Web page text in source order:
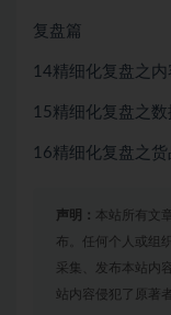
复盘篇
14精细化复盘之内
15精细化复盘之数
16精细化复盘之货
声明： 本站所有文
布。任何个人或组
采集、发布本站内
站内容侵犯了原著